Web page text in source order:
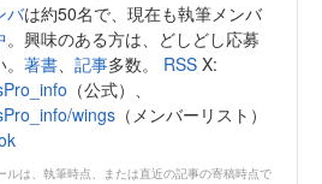
バは約50名で、現在も執筆メンバ
。興味のある方は、どしどし応募
著書、 記事多数。 RSS X:
（公式）、
wings （メンバーリスト）
ルは、執筆時点、または直近の記事の寄稿時点で